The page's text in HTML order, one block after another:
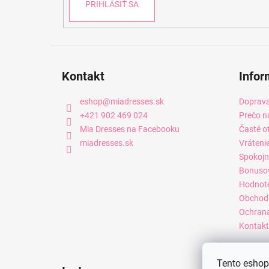
Tento
PRIHLÁSIŤ SA
Kontakt
eshop@miadresses.sk
+421 902 469 024
Mia Dresses na Facebooku
miadresses.sk
Prečo
Časté
Kontakt